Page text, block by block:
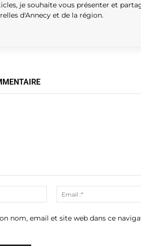
je souhaite vous présenter et
d'Annecy et de la région.
Nom
:*
nom, email et site web dans ce